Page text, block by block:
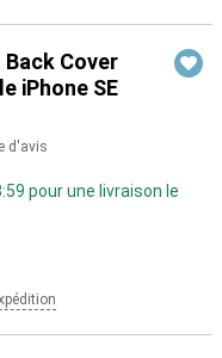
Back Cover
iPhone SE
d'avis
pour une livraison le